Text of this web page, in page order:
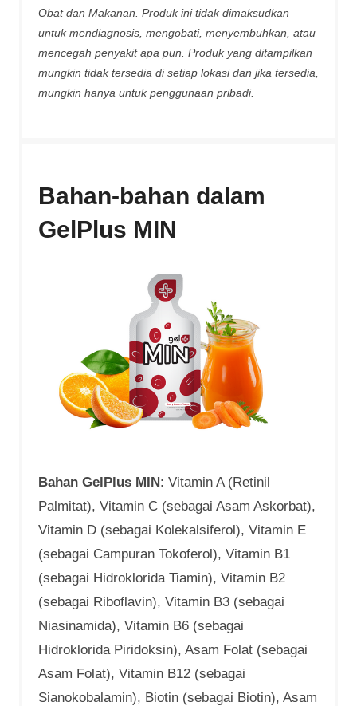
Obat dan Makanan. Produk ini tidak dimaksudkan
untuk mendiagnosis, mengobati, menyembuhkan, atau
mencegah penyakit apa pun. Produk yang ditampilkan
mungkin tidak tersedia di setiap lokasi dan jika tersedia,
mungkin hanya untuk penggunaan pribadi.
Bahan-bahan dalam
GelPlus MIN
Bahan GelPlus MIN: Vitamin A (Retinil
Palmitat), Vitamin C (sebagai Asam Askorbat),
Vitamin D (sebagai Kolekalsiferol), Vitamin E
(sebagai Campuran Tokoferol), Vitamin B1
(sebagai Hidroklorida Tiamin), Vitamin B2
(sebagai Riboflavin), Vitamin B3 (sebagai
Niasinamida), Vitamin B6 (sebagai
Hidroklorida Piridoksin), Asam Folat (sebagai
Asam Folat), Vitamin B12 (sebagai
Sianokobalamin), Biotin (sebagai Biotin), Asam